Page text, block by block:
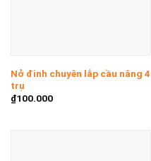
Nở đinh chuyên lắp cầu nâng 4
trụ
₫100.000